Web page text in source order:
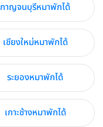
กาญจนบุรีหมาพักได้
เชียงใหม่หมาพักได้
ระยองหมาพักได้
เกาะช้างหมาพักได้